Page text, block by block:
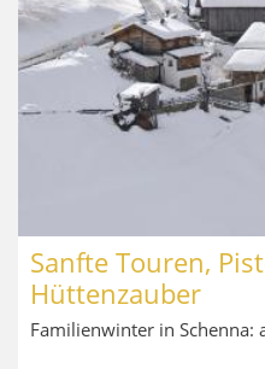
Sanfte Touren,
Hüttenzauber
Familienwinter in Schenna: